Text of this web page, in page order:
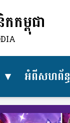
ម្ពុជា
អំពីសហព័ន្ធ​